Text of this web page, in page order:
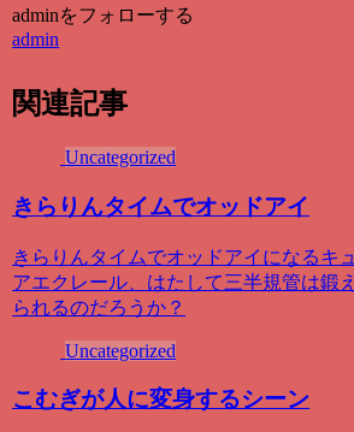
adminをフォローする
admin
関連記事
Uncategorized
きらりんタイムでオッドアイ
きらりんタイムでオッドアイになるキュ
アエクレール、はたして三半規管は鍛え
られるのだろうか？
Uncategorized
こむぎが人に変身するシーン